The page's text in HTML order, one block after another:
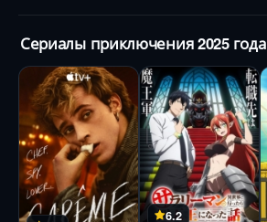
Сериалы приключения 2025 года
6.2